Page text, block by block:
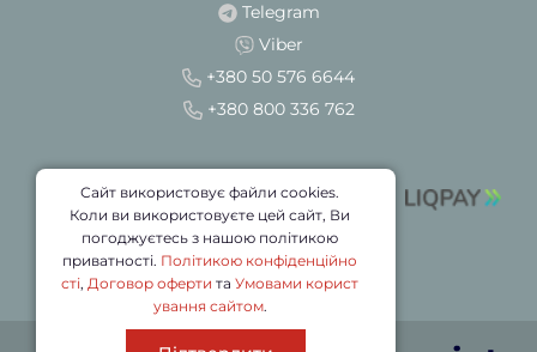
Telegram
Viber
+380 50 576 6644
+380 800 336 762
Сайт використовує файли cookies.
Коли ви використовуєте цей сайт, Ви
погоджуєтесь з нашою політикою
приватності. Політикою конфіденційно
сті, Договор оферти та Умовами корист
ування сайтом.